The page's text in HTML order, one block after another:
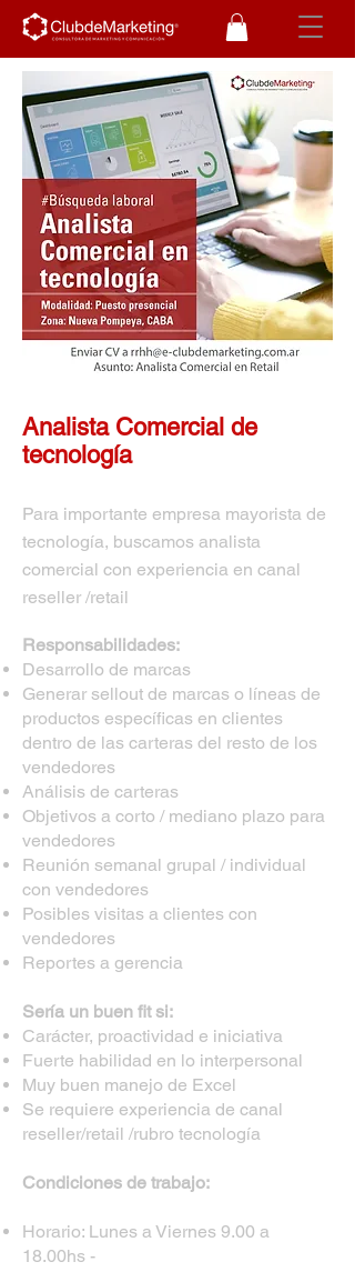
Analista Comercial de
tecnología
Para importante empresa mayorista de
tecnología, buscamos analista
comercial con experiencia en canal
reseller /retail
Responsabilidades:
Desarrollo de marcas
Generar sellout de marcas o líneas de
productos específicas en clientes
dentro de las carteras del resto de los
vendedores
Análisis de carteras
Objetivos a corto / mediano plazo para
vendedores
Reunión semanal grupal / individual
con vendedores
Posibles visitas a clientes con
vendedores
Reportes a gerencia
Sería un buen fit si:
Carácter, proactividad e iniciativa
Fuerte habilidad en lo interpersonal
Muy buen manejo de Excel
Se requiere experiencia de canal
reseller/retail /rubro tecnología
Condiciones de trabajo:
Horario: Lunes a Viernes 9.00 a
18.00hs -